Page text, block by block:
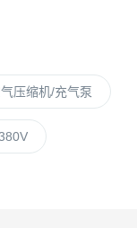
压缩机/充气泵